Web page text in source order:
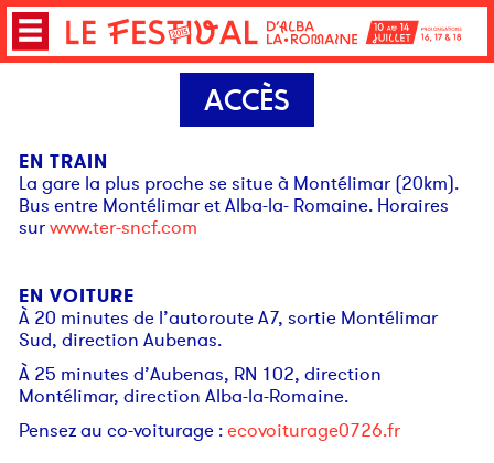
ACCÈS
EN TRAIN
La gare la plus proche se situe à Montélimar (20km).
Bus entre Montélimar et Alba-la- Romaine. Horaires
surwww.ter-sncf.com
EN VOITURE
À 20 minutes de l’autoroute A7, sortie Montélimar
Sud, direction Aubenas.
À 25 minutes d’Aubenas, RN 102, direction
Montélimar, direction Alba-la-Romaine.
Pensez au co-voiturage :ecovoiturage0726.fr